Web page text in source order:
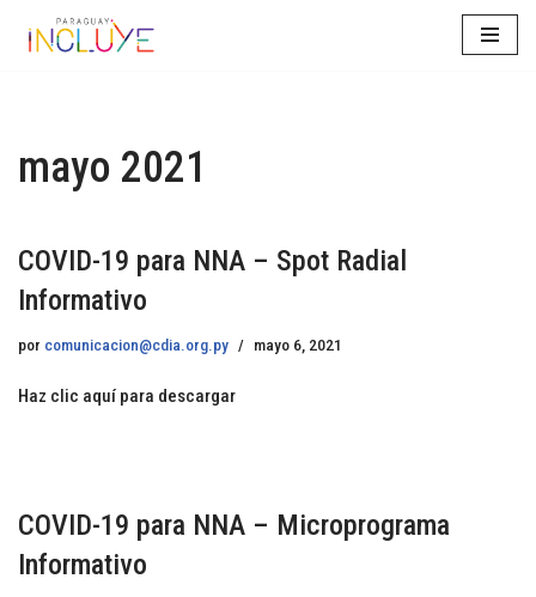
mayo 2021
COVID-19 para NNA – Spot Radial
Informativo
por comunicacion@cdia.org.py mayo 6, 2021
Haz clic aquí para descargar
COVID-19 para NNA – Microprograma
Informativo